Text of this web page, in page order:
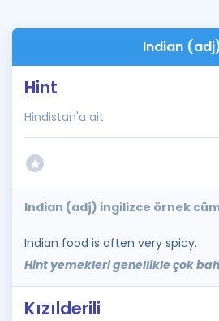
Indian
Hint
Hindistan'a ait
Indian (adj) ingilizce örnek
Indian food is often very spicy.
Hint yemekleri genellikle çok
Kızılderili